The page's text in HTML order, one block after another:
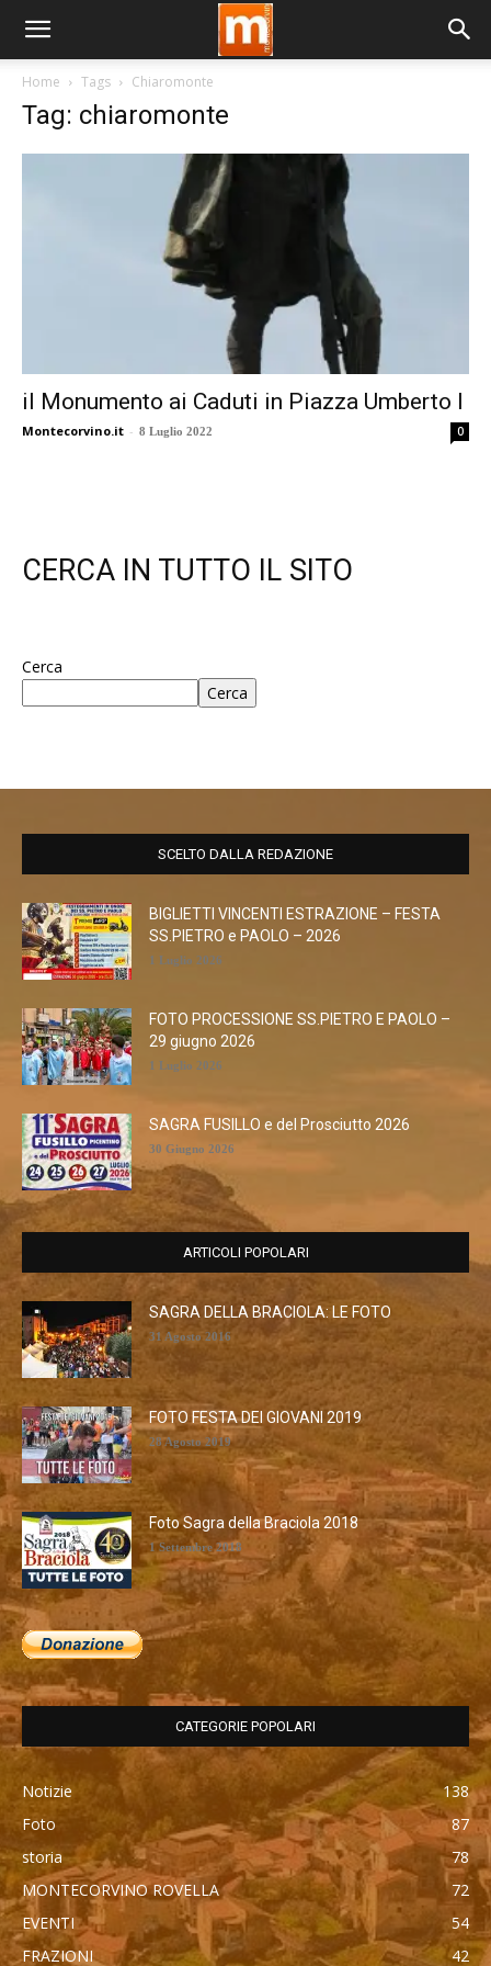
Home Tags Chiaromonte
Tag: chiaromonte
il Monumento ai Caduti in Piazza Umberto I
Montecorvino.it - 8 Luglio 2022 0
CERCA IN TUTTO IL SITO
Cerca
Cerca
SCELTO DALLA REDAZIONE
BIGLIETTI VINCENTI ESTRAZIONE – FESTA
SS.PIETRO e PAOLO – 2026
1 Luglio 2026
FOTO PROCESSIONE SS.PIETRO E PAOLO –
29 giugno 2026
1 Luglio 2026
SAGRA FUSILLO e del Prosciutto 2026
30 Giugno 2026
ARTICOLI POPOLARI
SAGRA DELLA BRACIOLA: LE FOTO
31 Agosto 2016
FOTO FESTA DEI GIOVANI 2019
28 Agosto 2019
Foto Sagra della Braciola 2018
1 Settembre 2018
CATEGORIE POPOLARI
Notizie
138
Foto
87
storia
78
MONTECORVINO ROVELLA
72
EVENTI
54
FRAZIONI
42